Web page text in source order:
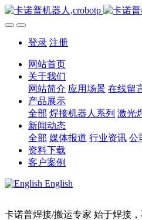
登录 注册
网站首页
关于我们
网站简介 应用场景 在线留
产品展示
全部 焊接机器人系列 激光
新闻动态
全部 媒体报道 行业资讯 公
资料下载
客户案例
English
卡诺普焊接/搬运专家 始于焊接